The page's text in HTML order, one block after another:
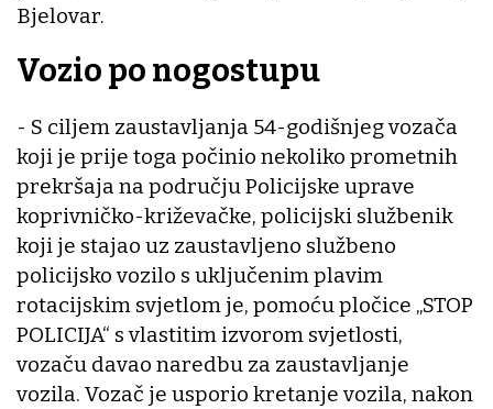
Bjelovar.
Vozio po nogostupu
- S ciljem zaustavljanja 54-godišnjeg vozača
koji je prije toga počinio nekoliko prometnih
prekršaja na području Policijske uprave
koprivničko-križevačke, policijski službenik
koji je stajao uz zaustavljeno službeno
policijsko vozilo s uključenim plavim
rotacijskim svjetlom je, pomoću pločice „STOP
POLICIJA“ s vlastitim izvorom svjetlosti,
vozaču davao naredbu za zaustavljanje
vozila. Vozač je usporio kretanje vozila, nakon